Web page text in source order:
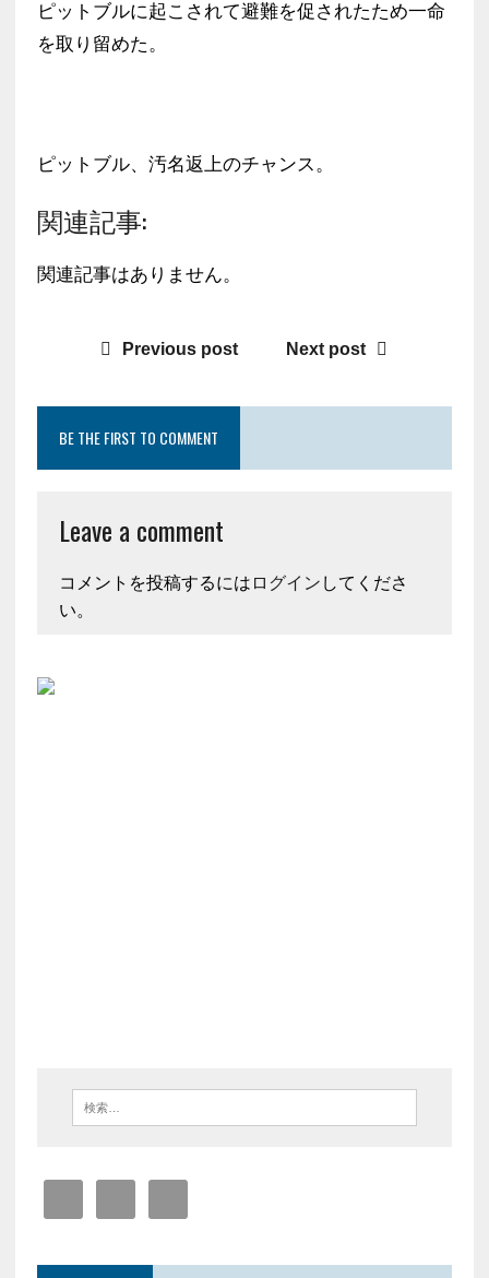
ピットブルに起こされて避難を促されたため一命
を取り留めた。
ピットブル、汚名返上のチャンス。
関連記事:
関連記事はありません。
Previous post Next post
BE THE FIRST TO COMMENT
Leave a comment
コメントを投稿するには ログイン してくださ
い。